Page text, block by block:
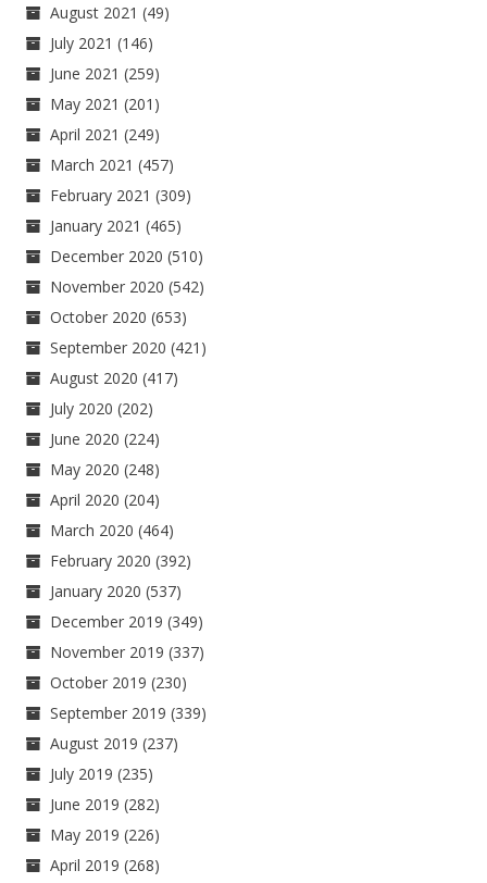
August 2021 (49)
July 2021 (146)
June 2021 (259)
May 2021 (201)
April 2021 (249)
March 2021 (457)
February 2021 (309)
January 2021 (465)
December 2020 (510)
November 2020 (542)
October 2020 (653)
September 2020 (421)
August 2020 (417)
July 2020 (202)
June 2020 (224)
May 2020 (248)
April 2020 (204)
March 2020 (464)
February 2020 (392)
January 2020 (537)
December 2019 (349)
November 2019 (337)
October 2019 (230)
September 2019 (339)
August 2019 (237)
July 2019 (235)
June 2019 (282)
May 2019 (226)
April 2019 (268)